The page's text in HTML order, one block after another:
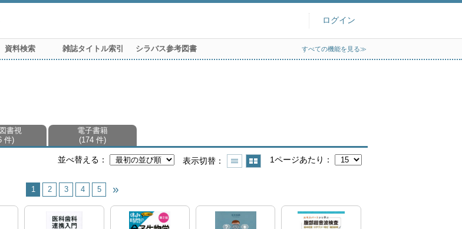
ログイン
資料検索 雑誌タイトル索引 シラバス参考図書 すべての機能を見る≫
書視
件
電子書籍
174 件
並べ替える 表示切替 1ページあたり
1 2 3 4 5